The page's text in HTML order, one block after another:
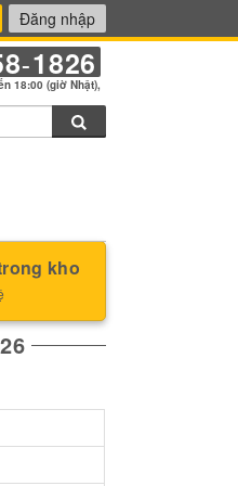
Đăng nhập
-1826
18:00 (giờ Nhật),
kho